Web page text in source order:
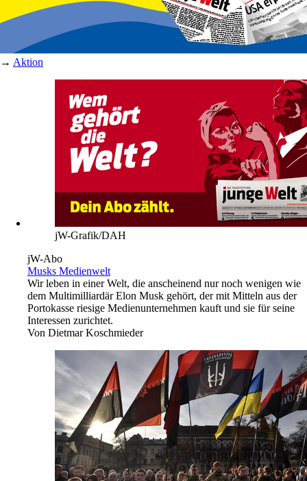
→ Aktion
jW-Grafik/DAH
jW-Abo
Musks Medienwelt
Wir leben in einer Welt, die anscheinend nur noch wenigen wie
dem Multimilliardär Elon Musk gehört, der mit Mitteln aus der
Portokasse riesige Medienunternehmen kauft und sie für seine
Interessen zurichtet.
Von Dietmar Koschmieder